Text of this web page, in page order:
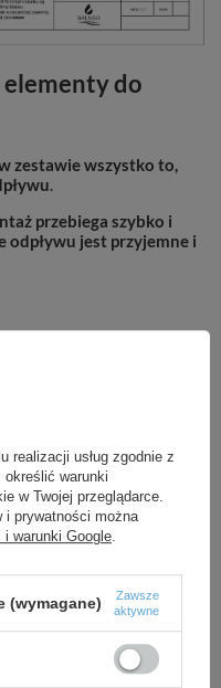
do
zestawie wszystko to,
.
przebiega szybko i
odpływu jest przyjemne i
realizacji usług zgodnie z
określić warunki
w Twojej przeglądarce.
i prywatności można
i warunki Google
(wymagane)
Zawsze
aktywne